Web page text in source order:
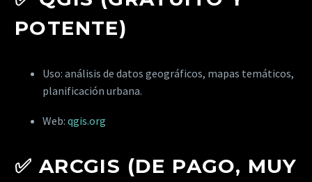
POTENTE)
Uso: análisis de datos geográficos, mapas temáticos,
planificación urbana.
Web: qgis.org
✅ ARCGIS (DE PAGO, MUY